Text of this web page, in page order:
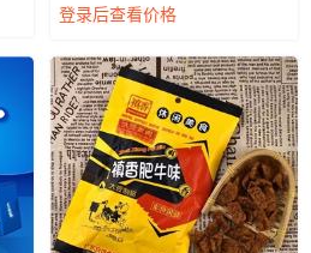
登录后查看价格